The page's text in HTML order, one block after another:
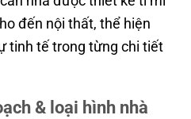
đến nội thất, thể hiện
tinh tế trong từng chi tiết
& loại hình nhà